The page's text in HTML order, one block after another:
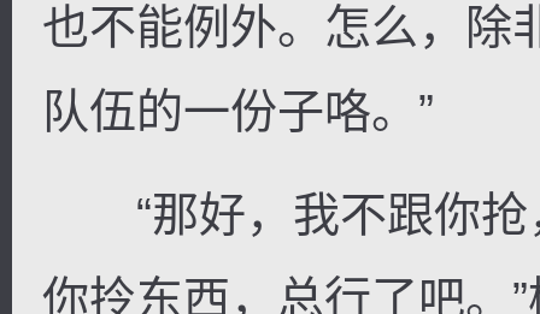
也不能例外。怎么，除
队伍的一份子咯。”
“那好，我不跟你抢
你拎东西，总行了吧。